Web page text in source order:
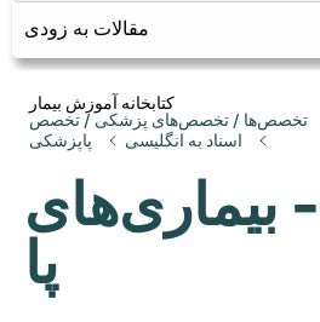
مقالات به زودی
کتابخانه آموزش بیمار
تخصص‌ها / تخصص‌های پزشکی / تخصص
اسناد به انگلیسی
پاپزشکی
بیماری‌های
پا